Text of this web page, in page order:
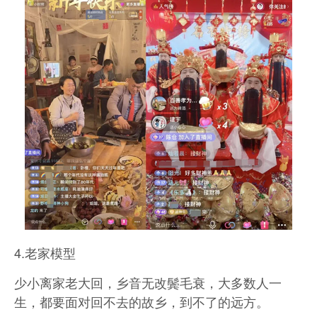
4.老家模型
少小离家老大回，乡音无改鬓毛衰，大多数人一
生，都要面对回不去的故乡，到不了的远方。